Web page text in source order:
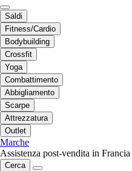
Saldi
Fitness/Cardio
Bodybuilding
Crossfit
Yoga
Combattimento
Abbigliamento
Scarpe
Attrezzatura
Outlet
Marche
Assistenza post-vendita in Francia
Cerca